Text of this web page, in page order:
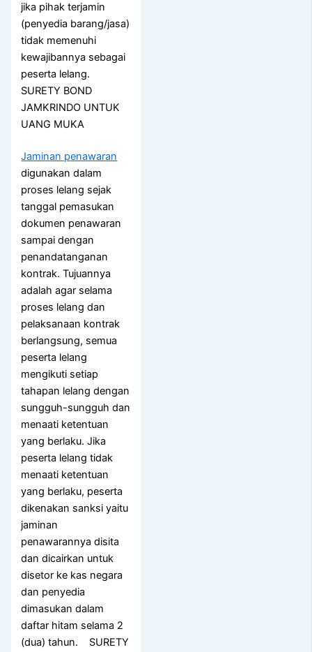
jika pihak terjamin
(penyedia barang/jasa)
tidak memenuhi
kewajibannya sebagai
peserta lelang.
SURETY BOND
JAMKRINDO UNTUK
UANG MUKA
Jaminan penawaran
digunakan dalam
proses lelang sejak
tanggal pemasukan
dokumen penawaran
sampai dengan
penandatanganan
kontrak. Tujuannya
adalah agar selama
proses lelang dan
pelaksanaan kontrak
berlangsung, semua
peserta lelang
mengikuti setiap
tahapan lelang dengan
sungguh-sungguh dan
menaati ketentuan
yang berlaku. Jika
peserta lelang tidak
menaati ketentuan
yang berlaku, peserta
dikenakan sanksi yaitu
jaminan
penawarannya disita
dan dicairkan untuk
disetor ke kas negara
dan penyedia
dimasukan dalam
daftar hitam selama 2
(dua) tahun. SURETY